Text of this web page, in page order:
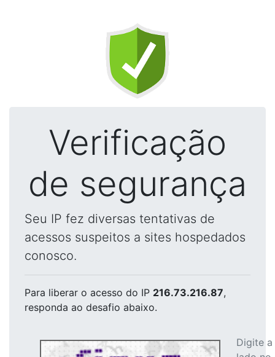
Verificação
de segurança
Seu IP fez diversas tentativas de
acessos suspeitos a sites hospedados
conosco.
Para liberar o acesso do IP 216.73.216.87,
responda ao desafio abaixo.
Digite